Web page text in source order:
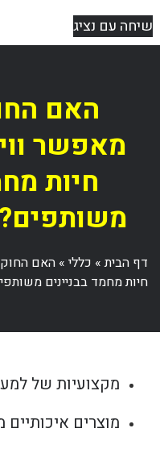
שיחה עם נציג
האם
מאפשר
חיות
משותפים?
דף הבית» כללי» האם החוק
חיות מחמד בבניינים
מקצועיות של למעלה מ-
מוצרים איכותיים